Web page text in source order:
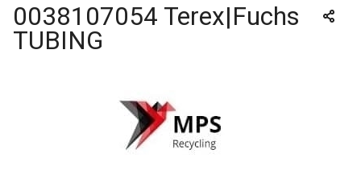
0038107054 Terex|Fuchs
TUBING